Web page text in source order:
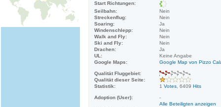
Start Richtungen:
Seilbahn:
Nein
Streckenflug:
Nein
Soaring:
Ja
Windenschlepp:
Nein
Walk and Fly:
Nein
Ski and Fly:
Nein
Drachen:
Ja
UL:
Keine Angabe
Google Maps:
Google Map von Pizzo
Qualität Fluggebiet:
Qualität dieser Seite:
Statistik:
1 Votes , 6409 Hits
Adoption (User):
-
Alle Beteiligten anzeigen